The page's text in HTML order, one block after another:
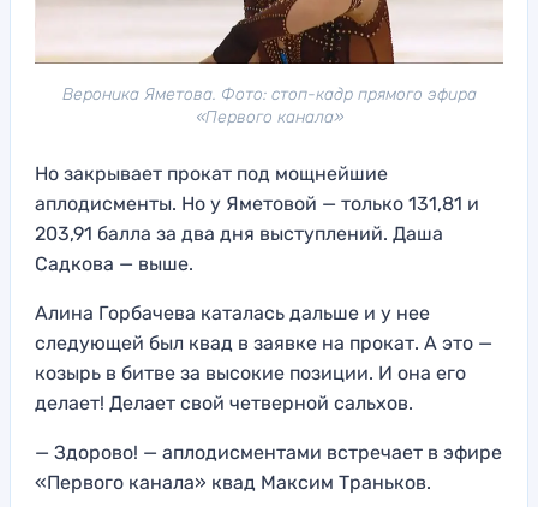
Вероника Яметова. Фото: стоп-кадр прямого эфира
«Первого канала»
Но закрывает прокат под мощнейшие
аплодисменты. Но у Яметовой — только 131,81 и
203,91 балла за два дня выступлений. Даша
Садкова — выше.
Алина Горбачева каталась дальше и у нее
следующей был квад в заявке на прокат. А это —
козырь в битве за высокие позиции. И она его
делает! Делает свой четверной сальхов.
— Здорово! — аплодисментами встречает в эфире
«Первого канала» квад Максим Траньков.